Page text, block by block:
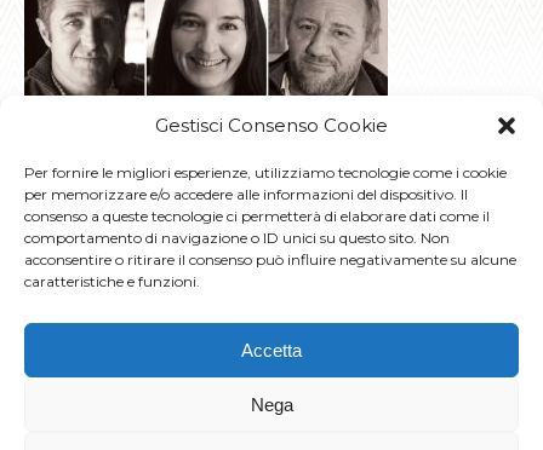
Gestisci Consenso Cookie
Per fornire le migliori esperienze, utilizziamo tecnologie come i cookie
per memorizzare e/o accedere alle informazioni del dispositivo. Il
consenso a queste tecnologie ci permetterà di elaborare dati come il
comportamento di navigazione o ID unici su questo sito. Non
acconsentire o ritirare il consenso può influire negativamente su alcune
caratteristiche e funzioni.
Accetta
Nega
by Planet Service s.r.l. • Route Ramey,
48 - 11020 Champoluc-Ayas (AO) Italia